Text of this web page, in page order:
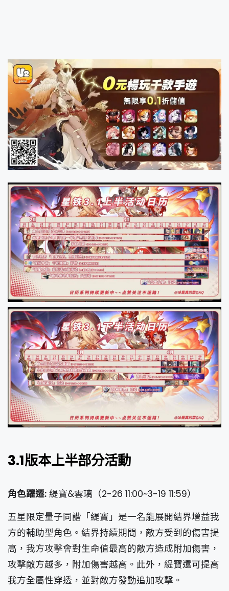
3.1版本上半部分活動
角色躍遷: 緹寶&雲璃（2-26 11:00~3-19 11:59）
五星限定量子同諧「緹寶」是一名能展開結界增益我
方的輔助型角色。結界持續期間，敵方受到的傷害提
高，我方攻擊會對生命值最高的敵方造成附加傷害，
攻擊敵方越多，附加傷害越高。此外，緹寶還可提高
我方全屬性穿透，並對敵方發動追加攻擊。